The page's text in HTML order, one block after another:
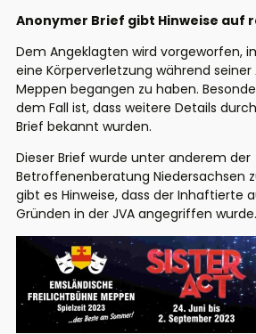
Anonymer Brief gibt Hinweise auf
Dem Angeklagten wird vorgeworfen,
eine Körperverletzung während seiner
Meppen begangen zu haben.
dem Fall ist, dass weitere Details
Brief bekannt wurden.
Dieser Brief wurde unter anderem der
Betroffenenberatung Niedersachsen
gibt es Hinweise, dass der Inhaftierte
Gründen in der JVA angegriffen wurde.